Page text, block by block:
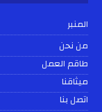
المنبر
من نحن
طاقم العمل
ميثاقنا
اتصل بنا